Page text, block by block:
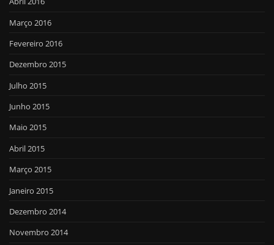
Março 2016
Fevereiro 2016
Dezembro 2015
Julho 2015
Junho 2015
Maio 2015
Abril 2015
Março 2015
Janeiro 2015
Dezembro 2014
Novembro 2014